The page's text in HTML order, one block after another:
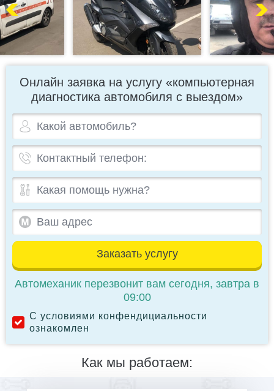
Онлайн заявка на услугу «компьютерная
диагностика автомобиля с выездом»
Заказать услугу
С условиями конфендициальности
ознакомлен
Автомеханик перезвонит вам сегодня, завтра в
09:00
Как мы работаем: